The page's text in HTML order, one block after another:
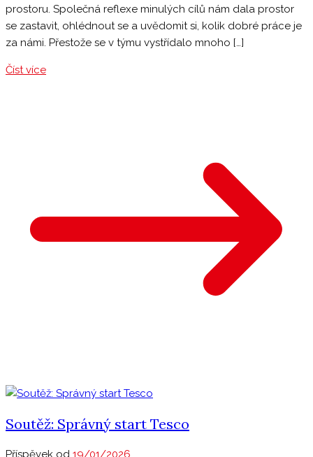
prostoru. Společná reflexe minulých cílů nám dala prostor
se zastavit, ohlédnout se a uvědomit si, kolik dobré práce je
za námi. Přestože se v týmu vystřídalo mnoho […]
Číst více
Soutěž: Správný start Tesco
Příspěvek od 19/01/2026